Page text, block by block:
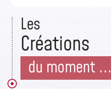
Les
Créations
du moment ...